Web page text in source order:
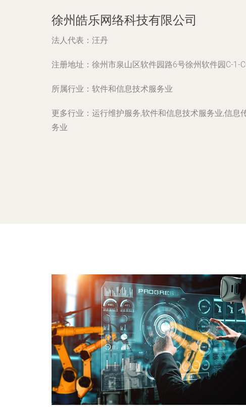
徐州皓乐网络科技有限公司
法人代表： 汪丹
注册地址： 徐州市泉山区软件园路6号徐州软件园C-1-
所属行业： 软件和信息技术服务业
更多行业： 运行维护服务,软件和信息技术服务业,信息
务业